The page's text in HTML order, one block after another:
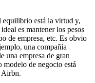
equilibrio está la virtud y,
es mantener los pesos
de empresa, etc. Es obvio
una compañía
una empresa de gran
de negocio está
Airbn.